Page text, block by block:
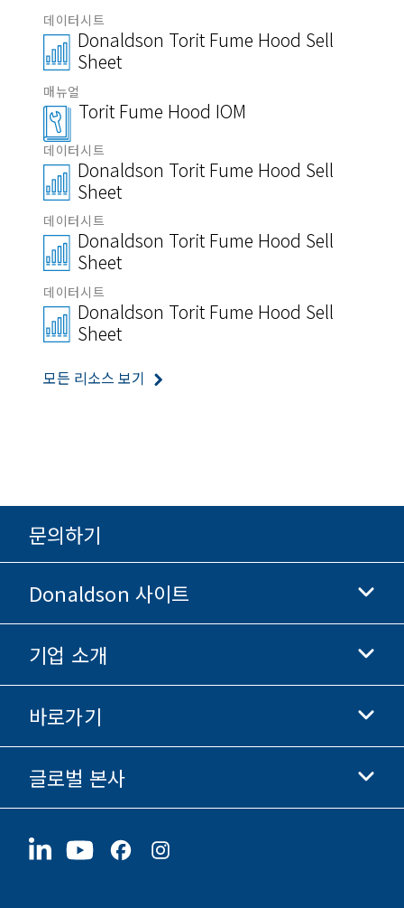
데이터시트
Donaldson Torit Fume Hood Sell
Sheet
매뉴얼
Torit Fume Hood IOM
데이터시트
Donaldson Torit Fume Hood Sell
Sheet
데이터시트
Donaldson Torit Fume Hood Sell
Sheet
데이터시트
Donaldson Torit Fume Hood Sell
Sheet
모든 리소스 보기
문의하기
Donaldson 사이트
Donaldson 생명과학
Donaldson 쇼핑
기업 소개
기업 정보
윤리 및 준법 경영
채용 정보
바로가기
투자자 정보
협력업체
지속가능성
글로벌 본사
1400 W 94th Street